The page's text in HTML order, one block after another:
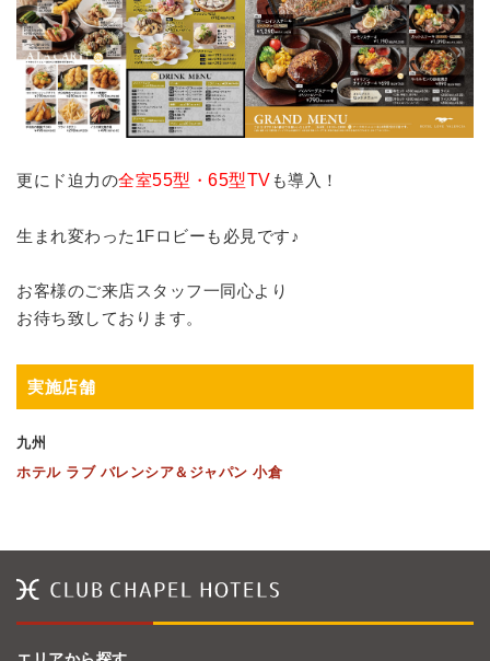
更にド迫力の全室55型 ・ 65型TV も導入！
生まれ変わった1Fロビーも必見です♪
お客様のご来店スタッフ一同心より
お待ち致しております。
実施店舗
九州
ホテル ラブ バレンシア＆ジャパン 小倉